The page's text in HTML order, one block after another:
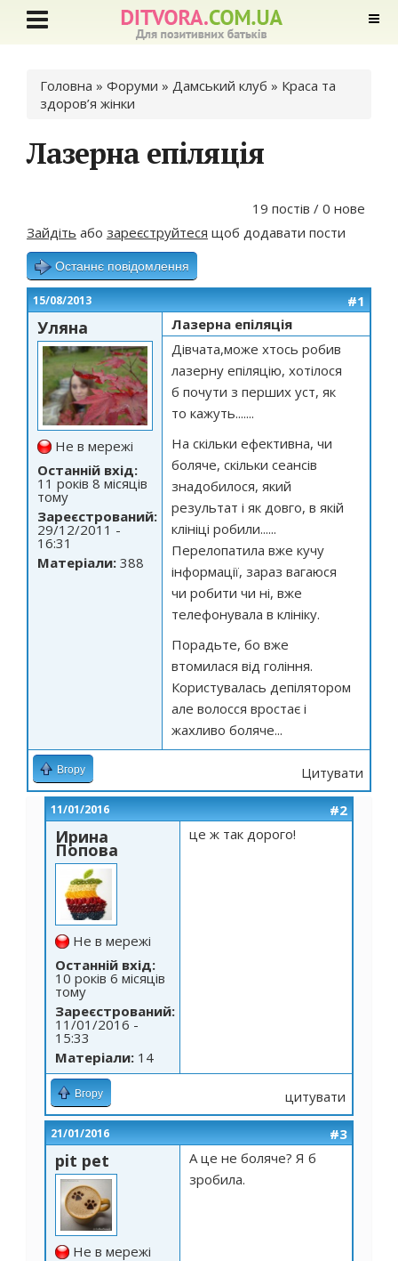
Ви є тут
Головна » Форуми » Дамський клуб » Краса та
здоров’я жінки
Лазерна епіляція
19 постів / 0 нове
Зайдіть або зареєструйтеся щоб додавати пости
Останнє повідомлення
15/08/2013 #1
Уляна
Не в мережі
Останній вхід:
11 років 8 місяців
тому
Зареєстрований:
29/12/2011 -
16:31
Матеріали: 388
Лазерна епіляція
Дівчата,може хтось робив
лазерну епіляцію, хотілося
б почути з перших уст, як
то кажуть.......
На скільки ефективна, чи
боляче, скільки сеансів
знадобилося, який
результат і як довго, в якій
клініці робили......
Перелопатила вже кучу
інформації, зараз вагаюся
чи робити чи ні, вже
телефонувала в клініку.
Порадьте, бо вже
втомилася від гоління.
Користувалась депілятором
але волосся вростає і
жахливо боляче...
Вгору Цитувати
11/01/2016 #2
Ирина
Попова
Не в мережі
Останній вхід:
10 років 6 місяців
тому
Зареєстрований:
11/01/2016 -
15:33
Матеріали: 14
це ж так дорого!
Вгору цитувати
21/01/2016 #3
pit pet
Не в мережі
А це не боляче? Я б
зробила.